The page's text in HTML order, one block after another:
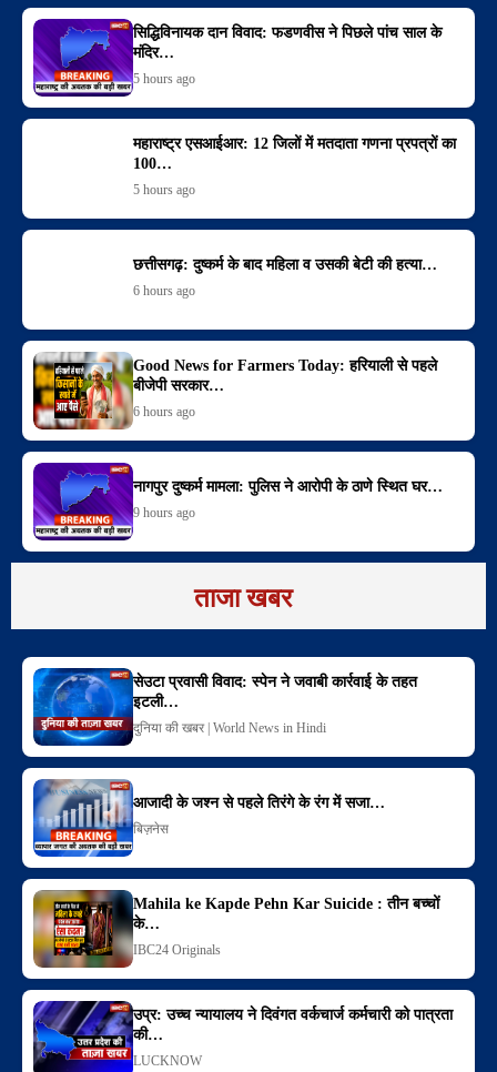
सिद्धिविनायक दान विवाद: फडणवीस ने पिछले पांच साल के
मंदिर…
5 hours ago
महाराष्ट्र एसआईआर: 12 जिलों में मतदाता गणना प्रपत्रों का
100…
5 hours ago
छत्तीसगढ़: दुष्कर्म के बाद महिला व उसकी बेटी की हत्या…
6 hours ago
Good News for Farmers Today: हरियाली से पहले
बीजेपी सरकार…
6 hours ago
नागपुर दुष्कर्म मामला: पुलिस ने आरोपी के ठाणे स्थित घर…
9 hours ago
ताजा खबर
सेउटा प्रवासी विवाद: स्पेन ने जवाबी कार्रवाई के तहत
इटली…
दुनिया की खबर | World News in Hindi
आजादी के जश्न से पहले तिरंगे के रंग में सजा…
बिज़नेस
Mahila ke Kapde Pehn Kar Suicide : तीन बच्चों
के…
IBC24 Originals
उप्र: उच्च न्यायालय ने दिवंगत वर्कचार्ज कर्मचारी को पात्रता
की…
LUCKNOW